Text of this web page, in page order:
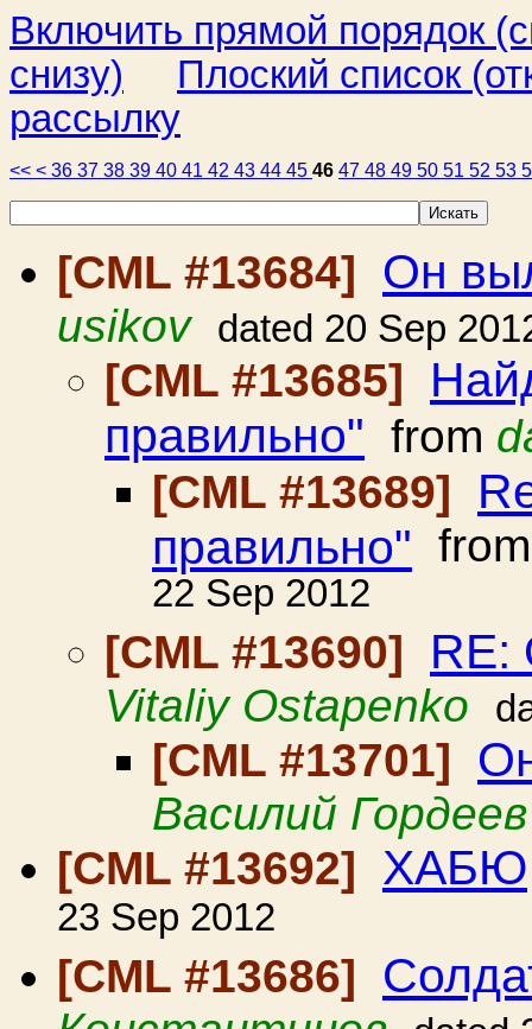
Включить прямой порядок
снизу)
Плоский список
рассылку
<< < 36 37 38 39 40 41 42 43 44 45 46 47 48 49 50 51 52 53
[CML #13684] Он
usikov dated 20 Sep
[CML #13685]
правильно" from
[CML #13689]
правильно"
22 Sep 2012
[CML #13690]
RE:
Vitaliy Ostapenko
[CML #13701]
Василий Гордеев
[CML #13692]
ХАБЮ
23 Sep 2012
[CML #13686]